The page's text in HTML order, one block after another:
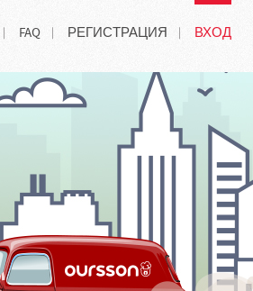
FAQ РЕГИСТРАЦИЯ ВХОД